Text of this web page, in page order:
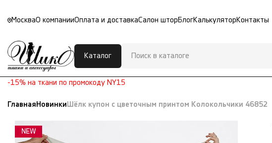
МоскваО компанииОплата и доставкаСалон штор БлогКалькулятор Контакты
Каталог
-15% на ткани по промокоду NY15
Главная Новинки Шёлк купон с цветочным принтом Колокольчики 46852
NEW